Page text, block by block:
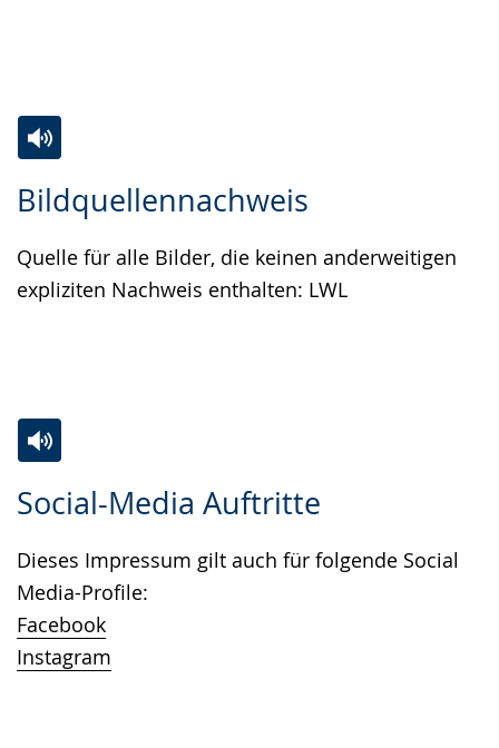
Bildquellennachweis
Quelle für alle Bilder, die keinen anderweitigen
expliziten Nachweis enthalten: LWL
Leichten
wechseln.
Audio-
Video
Deutscher
Gebärdensprache
Social-Media Auftritte
Dieses Impressum gilt auch für folgende Social
Media-Profile:
Facebook
Instagram
Leichten
wechseln.
Audio-
Video
Deutscher
Gebärdensprache
wird
angezeigt.